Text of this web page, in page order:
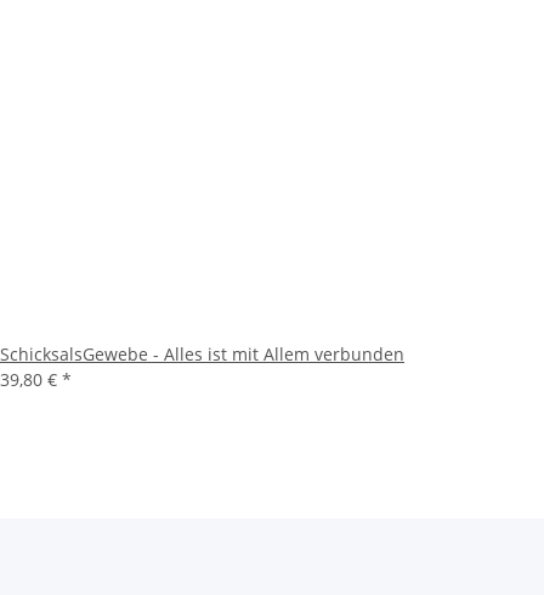
SchicksalsGewebe - Alles ist mit Allem verbunden
39,80 € *